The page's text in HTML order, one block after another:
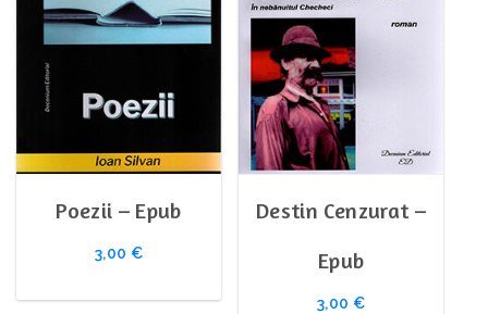
Poezii – Epub
3,00 €
Destin Cenzurat –
Epub
3,00 €